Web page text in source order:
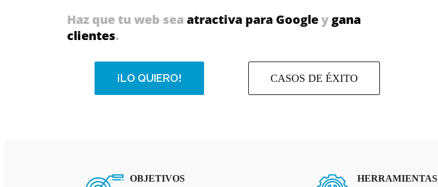
Haz que tu web sea atractiva para Googley gana
clientes.
¡LO QUIERO! CASOS DE ÉXITO
OBJETIVOS HERRAMIENTAS